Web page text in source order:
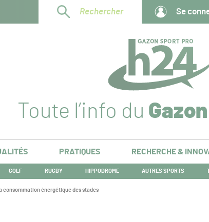
Rechercher Se
Toute l’info du
PRATIQUES RECHERCHE &
GOLF RUGBY HIPPODROME AUTRES SPORTS
consommation énergétique des stades